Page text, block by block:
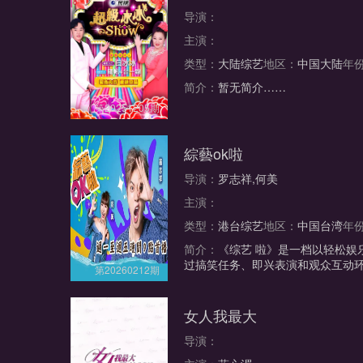
第20251205期
导演：
主演：
类型： 大陆综艺地区：中国大陆年
简介：暂无简介……
第20260212期
綜藝ok啦
导演： 罗志祥,何美
主演：
类型：港台综艺地区：中国台湾年
简介：
《综艺 啦》是一档以轻松
过搞笑任务、即兴表演和观众互
女人我最大
导演：